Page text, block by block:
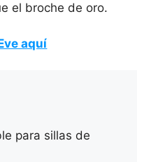
el broche de oro.
aquí
para sillas de